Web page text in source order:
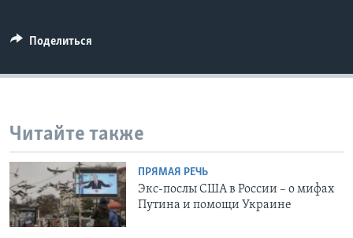
Поделиться
Читайте также
ПРЯМАЯ РЕЧЬ
Экс-послы США в России – о мифах
Путина и помощи Украине